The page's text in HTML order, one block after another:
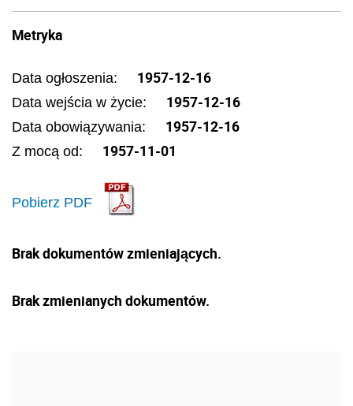
Metryka
Data ogłoszenia: 1957-12-16
Data wejścia w życie: 1957-12-16
Data obowiązywania: 1957-12-16
Z mocą od: 1957-11-01
Pobierz PDF
Brak dokumentów zmieniających.
Brak zmienianych dokumentów.